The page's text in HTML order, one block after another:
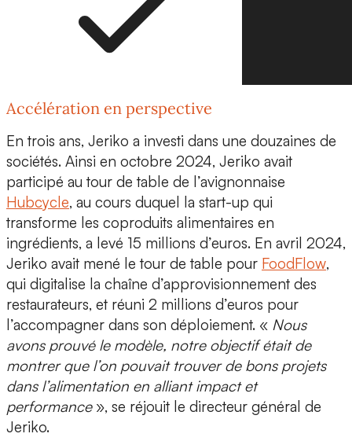
Accélération en perspective
En trois ans, Jeriko a investi dans une douzaines de
sociétés. Ainsi en octobre 2024, Jeriko avait
participé au tour de table de l’avignonnaise
Hubcycle, au cours duquel la start-up qui
transforme les coproduits alimentaires en
ingrédients, a levé 15 millions d’euros. En avril 2024,
Jeriko avait mené le tour de table pour FoodFlow,
qui digitalise la chaîne d’approvisionnement des
restaurateurs, et réuni 2 millions d’euros pour
l’accompagner dans son déploiement. « Nous
avons prouvé le modèle, notre objectif était de
montrer que l’on pouvait trouver de bons projets
dans l’alimentation en alliant impact et
performance», se réjouit le directeur général de
Jeriko.